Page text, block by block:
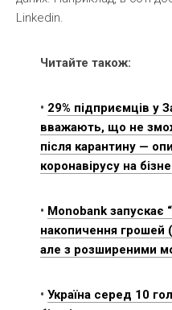
Linkedin.
Читайте також:
• 29% підприємців у
вважають, що не
після карантину —
коронавірусу на
• Monobank запускає
накопичення грошей
але з розширеними
• Україна серед 10